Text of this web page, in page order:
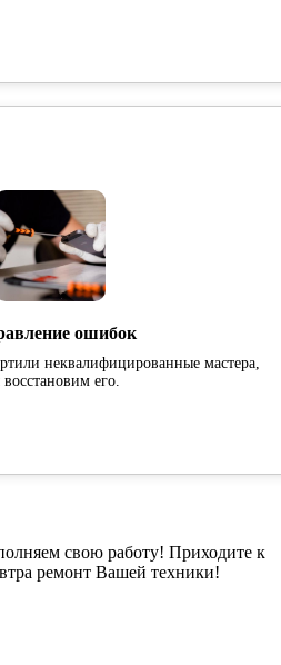
ошибок
неквалифицированные мастера,
его.
свою работу! Приходите к
ремонт Вашей техники!